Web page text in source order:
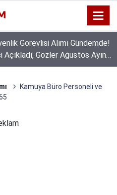
Görevlisi Alımı Gündemde!
Gözler Ağustos Ayına
Kamuya Büro Personeli ve